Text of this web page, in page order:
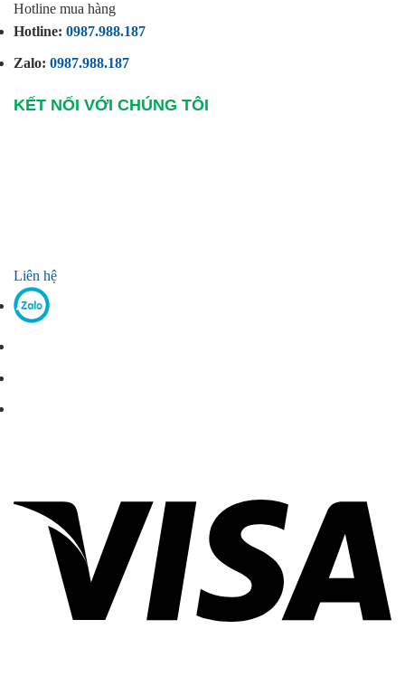
Hotline mua hàng
Hotline: 0987.988.187
Zalo: 0987.988.187
KẾT NỐI VỚI CHÚNG TÔI
Liên hệ